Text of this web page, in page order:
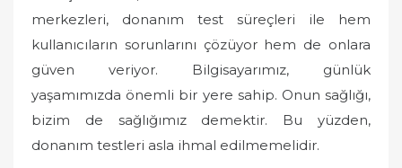
merkezleri, donanım test süreçleri ile hem
kullanıcıların sorunlarını çözüyor hem de onlara
güven veriyor. Bilgisayarımız, günlük
yaşamımızda önemli bir yere sahip. Onun sağlığı,
bizim de sağlığımız demektir. Bu yüzden,
donanım testleri asla ihmal edilmemelidir.